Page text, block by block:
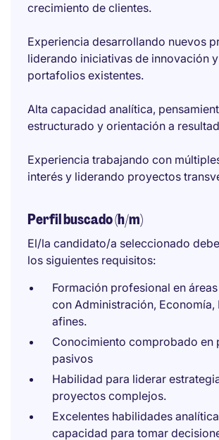
crecimiento de clientes.
Experiencia desarrollando nuevos
liderando iniciativas de innovación
portafolios existentes.
Alta capacidad analítica,
estructurado y orientación a
Experiencia trabajando con
interés y liderando proyectos
Perfil buscado (h/m)
El/la candidato/a seleccionado
los siguientes requisitos:
Formación profesional en
con Administración, Economía,
afines.
Conocimiento comprobado en
pasivos
Habilidad para liderar
proyectos complejos.
Excelentes habilidades
capacidad para tomar